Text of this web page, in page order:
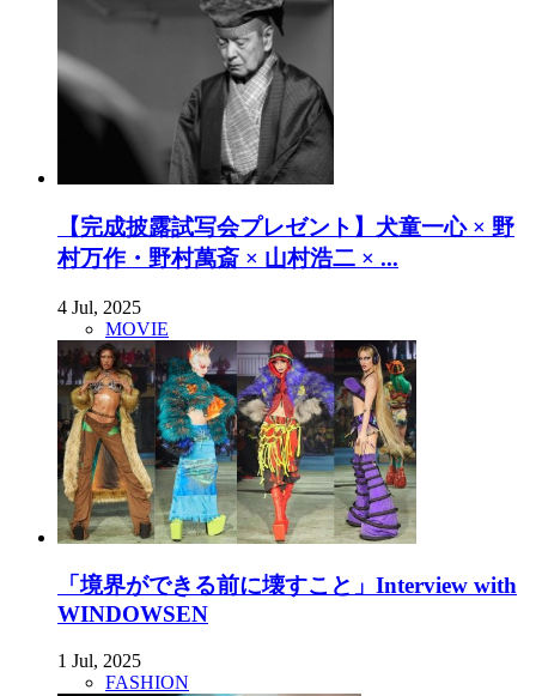
【完成披露試写会プレゼント】犬童一心 × 野
村万作・野村萬斎 × 山村浩二 × ...
4 Jul, 2025
MOVIE
「境界ができる前に壊すこと」Interview with
WINDOWSEN
1 Jul, 2025
FASHION